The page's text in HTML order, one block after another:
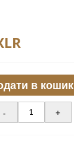
в кошик
- +